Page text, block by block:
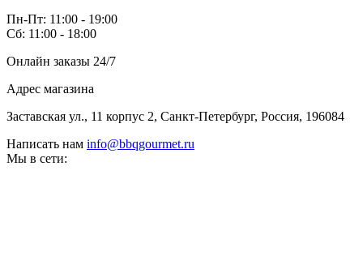
Пн-Пт: 11:00 - 19:00
Сб: 11:00 - 18:00
Онлайн заказы 24/7
Адрес магазина
Заставская ул., 11 корпус 2, Санкт-Петербург, Россия, 196084
Написать нам info@bbqgourmet.ru
Мы в сети: